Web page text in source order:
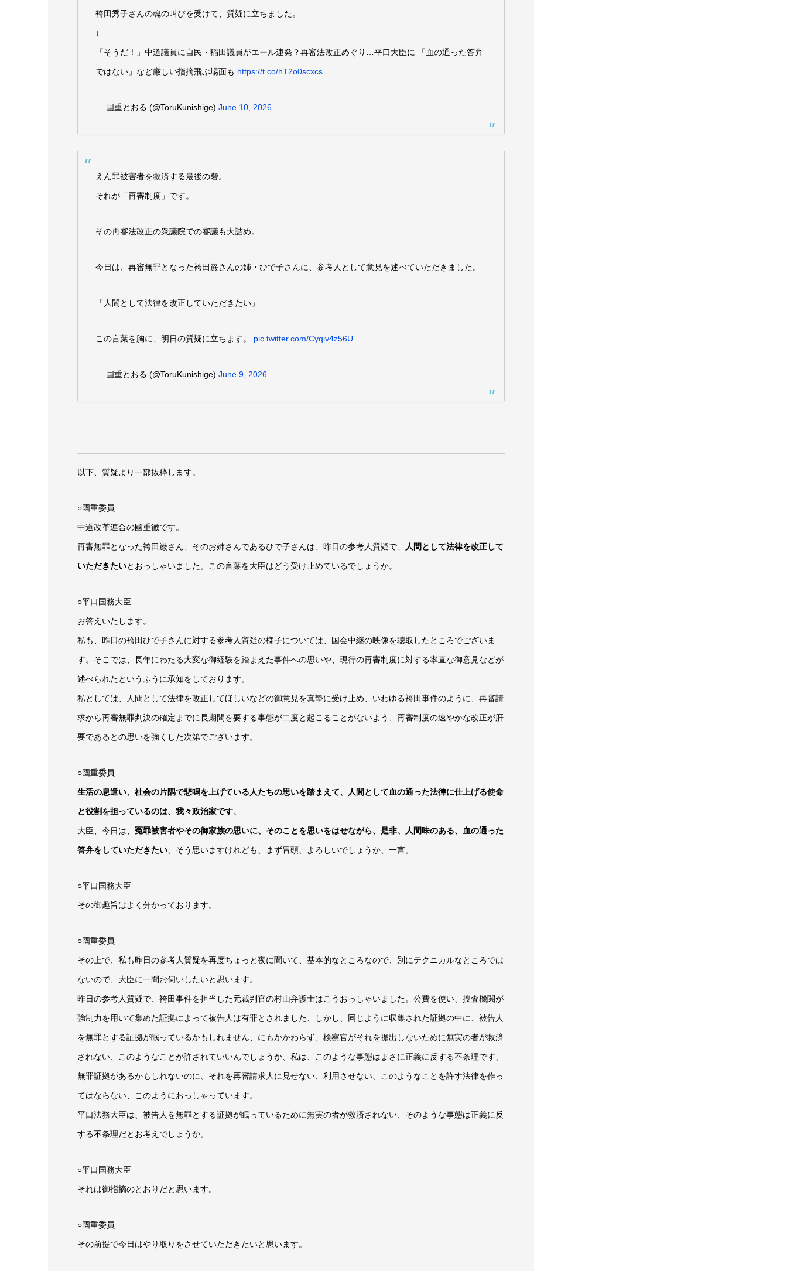
袴田秀子さんの魂の叫びを受けて、質疑に立ちました。
↓
「そうだ！」中道議員に自民・稲田議員がエール連発？再審法改正めぐり…平口大臣に 「血の通った答弁
ではない」など厳しい指摘飛ぶ場面も https://t.co/hT2o0scxcs
— 国重とおる (@ToruKunishige) June 10, 2026
えん罪被害者を救済する最後の砦。
それが「再審制度」です。
その再審法改正の衆議院での審議も大詰め。
今日は、再審無罪となった袴田巌さんの姉・ひで子さんに、参考人として意見を述べていただきました。
「人間として法律を改正していただきたい」
この言葉を胸に、明日の質疑に立ちます。 pic.twitter.com/Cyqiv4z56U
— 国重とおる (@ToruKunishige) June 9, 2026
以下、質疑より一部抜粋します。
○國重委員
中道改革連合の國重徹です。
再審無罪となった袴田巌さん、そのお姉さんであるひで子さんは、昨日の参考人質疑で、 人間として法律を改正して
いただきたいとおっしゃいました。この言葉を大臣はどう受け止めているでしょうか。
○平口国務大臣
お答えいたします。
私も、昨日の袴田ひで子さんに対する参考人質疑の様子については、国会中継の映像を聴取したところでございま
す。そこでは、長年にわたる大変な御経験を踏まえた事件への思いや、現行の再審制度に対する率直な御意見などが
述べられたというふうに承知をしております。
私としては、人間として法律を改正してほしいなどの御意見を真摯に受け止め、いわゆる袴田事件のように、再審請
求から再審無罪判決の確定までに長期間を要する事態が二度と起こることがないよう、再審制度の速やかな改正が肝
要であるとの思いを強くした次第でございます。
○國重委員
生活の息遣い、社会の片隅で悲鳴を上げている人たちの思いを踏まえて、人間として血の通った法律に仕上げる使命
と役割を担っているのは、我々政治家です。
大臣、今日は、 冤罪被害者やその御家族の思いに、そのことを思いをはせながら、是非、人間味のある、血の通った
答弁をしていただきたい 、そう思いますけれども、まず冒頭、よろしいでしょうか、一言。
○平口国務大臣
その御趣旨はよく分かっております。
○國重委員
その上で、私も昨日の参考人質疑を再度ちょっと夜に聞いて、基本的なところなので、別にテクニカルなところでは
ないので、大臣に一問お伺いしたいと思います。
昨日の参考人質疑で、袴田事件を担当した元裁判官の村山弁護士はこうおっしゃいました。公費を使い、捜査機関が
強制力を用いて集めた証拠によって被告人は有罪とされました、しかし、同じように収集された証拠の中に、被告人
を無罪とする証拠が眠っているかもしれません、にもかかわらず、検察官がそれを提出しないために無実の者が救済
されない、このようなことが許されていいんでしょうか、私は、このような事態はまさに正義に反する不条理です、
無罪証拠があるかもしれないのに、それを再審請求人に見せない、利用させない、このようなことを許す法律を作っ
てはならない、このようにおっしゃっています。
平口法務大臣は、被告人を無罪とする証拠が眠っているために無実の者が救済されない、そのような事態は正義に反
する不条理だとお考えでしょうか。
○平口国務大臣
それは御指摘のとおりだと思います。
○國重委員
その前提で今日はやり取りをさせていただきたいと思います。